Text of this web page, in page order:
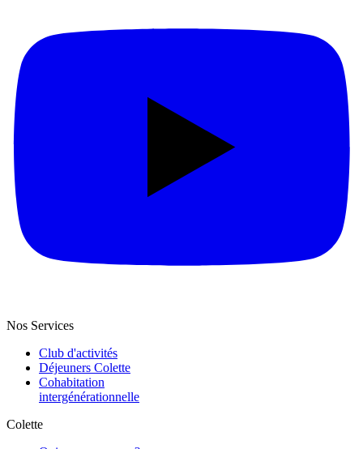
Nos Services
Club d'activités
Déjeuners Colette
Cohabitation
intergénération­nelle
Colette